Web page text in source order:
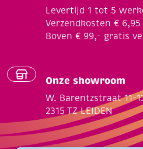
Levertijd 1 tot 5
Verzendkosten € 6,95
Boven € 99,- gratis
Onze showroom
W. Barentzstraat 11-
2315 TZ LEIDEN